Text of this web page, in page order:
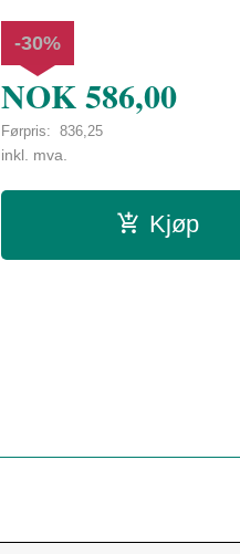
NOK586,00
Førpris: 836,25
Rabatt
-30%
inkl. mva.
Kjøp